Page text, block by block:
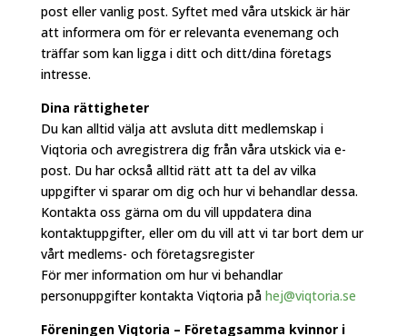
post eller vanlig post. Syftet med våra utskick är här
att informera om för er relevanta evenemang och
träffar som kan ligga i ditt och ditt/dina företags
intresse.
Dina rättigheter
Du kan alltid välja att avsluta ditt medlemskap i
Viqtoria och avregistrera dig från våra utskick via e-
post. Du har också alltid rätt att ta del av vilka
uppgifter vi sparar om dig och hur vi behandlar dessa.
Kontakta oss gärna om du vill uppdatera dina
kontaktuppgifter, eller om du vill att vi tar bort dem ur
vårt medlems- och företagsregister
För mer information om hur vi behandlar
personuppgifter kontakta Viqtoria på hej@viqtoria.se
Föreningen Viqtoria – Företagsamma kvinnor i